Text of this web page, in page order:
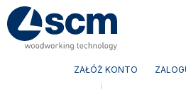
Przejdź
do
treści
Przejdź
do
menu
nawigacyjnego
ZAŁÓŻ KONTO